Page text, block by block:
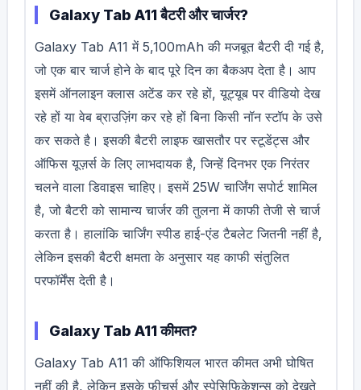
Galaxy Tab A11 बैटरी और चार्जर?
Galaxy Tab A11 में 5,100mAh की मजबूत बैटरी दी गई है,
जो एक बार चार्ज होने के बाद पूरे दिन का बैकअप देता है। आप
इसमें ऑनलाइन क्लास अटेंड कर रहे हों, यूट्यूब पर वीडियो देख
रहे हों या वेब ब्राउज़िंग कर रहे हों बिना किसी नॉन स्टॉप के उसे
कर सकते है। इसकी बैटरी लाइफ खासतौर पर स्टूडेंट्स और
ऑफिस यूज़र्स के लिए लाभदायक है, जिन्हें दिनभर एक निरंतर
चलने वाला डिवाइस चाहिए। इसमें 25W चार्जिंग सपोर्ट शामिल
है, जो बैटरी को सामान्य चार्जर की तुलना में काफी तेजी से चार्ज
करता है। हालांकि चार्जिंग स्पीड हाई-एंड टैबलेट जितनी नहीं है,
लेकिन इसकी बैटरी क्षमता के अनुसार यह काफी संतुलित
परफॉर्मेंस देती है।
Galaxy Tab A11 कीमत?
Galaxy Tab A11 की ऑफिशियल भारत कीमत अभी घोषित
नहीं की है, लेकिन इसके फीचर्स और स्पेसिफिकेशन्स को देखते